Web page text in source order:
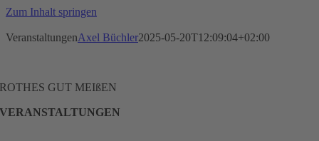
Zum Inhalt springen
VeranstaltungenAxel Büchler2025-05-20T12:09:04+02:00
ROTHES GUT MEIßEN
VERANSTALTUNGEN